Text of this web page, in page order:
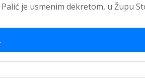
je usmenim dekretom, u Župu